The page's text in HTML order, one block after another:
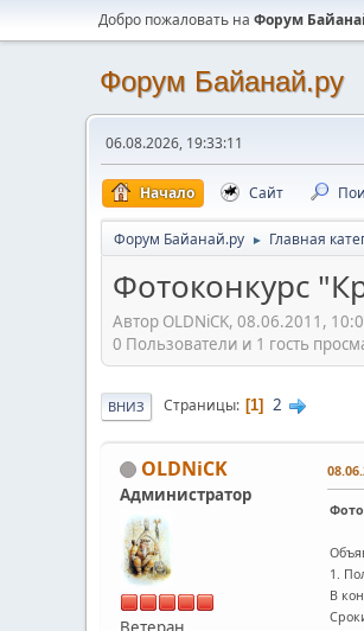
Добро пожаловать на Форум
Форум Байанай.ру
06.08.2026, 19:33:11
Начало Сайт
Форум Байанай.ру ► Главная
Фотоконкурс
Автор OLDNiCK, 08.06.2011,
0 Пользователи и 1 гость
ВНИЗ Страницы 1 2
OLDNiCK
Администратор
1.
В